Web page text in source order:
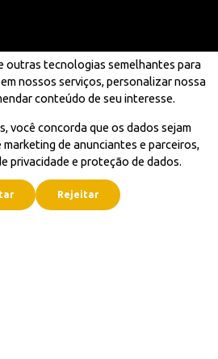
outras tecnologias semelhantes para
nossos serviços, personalizar nossa
conteúdo de seu interesse.
você concorda que os dados sejam
de anunciantes e parceiros,
privacidade e proteção de dados.
Rejeitar